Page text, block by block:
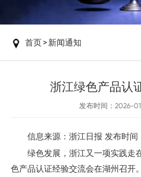
首页>新闻通知
浙江绿色产品认
发布时间：2026-
信息来源：浙江日报 发布时间
绿色发展，浙江又一项实践走在
色产品认证经验交流会在湖州召开